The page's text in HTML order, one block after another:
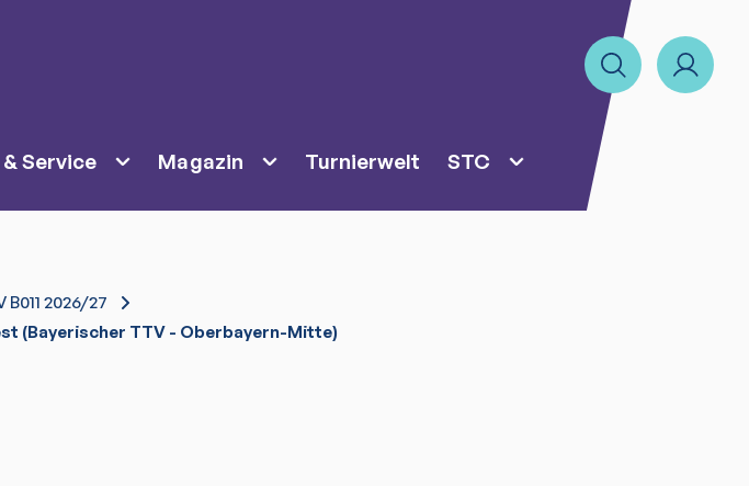
Service Magazin Turnierwelt STC
2026/27
(Bayerischer TTV - Oberbayern-Mitte)